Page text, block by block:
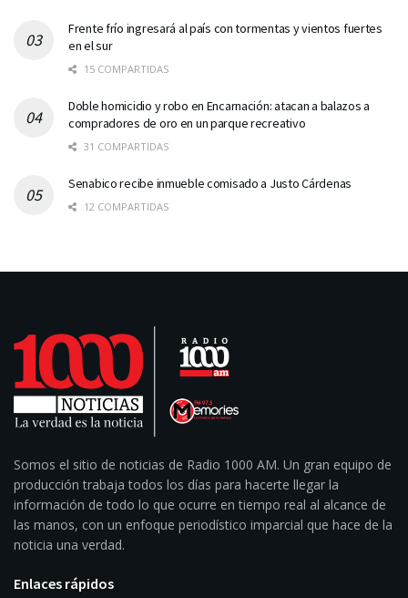
Frente frío ingresará al país con tormentas y vientos fuertes
en el sur
15 COMPARTIDAS
Doble homicidio y robo en Encarnación: atacan a balazos a
compradores de oro en un parque recreativo
31 COMPARTIDAS
Senabico recibe inmueble comisado a Justo Cárdenas
12 COMPARTIDAS
Somos el sitio de noticias de Radio 1000 AM. Un gran equipo de
producción trabaja todos los días para hacerte llegar la
información de todo lo que ocurre en tiempo real al alcance de
las manos, con un enfoque periodístico imparcial que hace de la
noticia una verdad.
Enlaces rápidos